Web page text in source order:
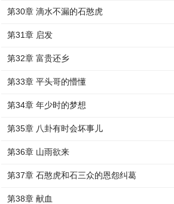
第30章 滴水不漏的石憨虎
第31章 启发
第32章 富贵还乡
第33章 平头哥的懵懂
第34章 年少时的梦想
第35章 八卦有时会坏事儿
第36章 山雨欲来
第37章 石憨虎和石三众的恩怨纠葛
第38章 献血